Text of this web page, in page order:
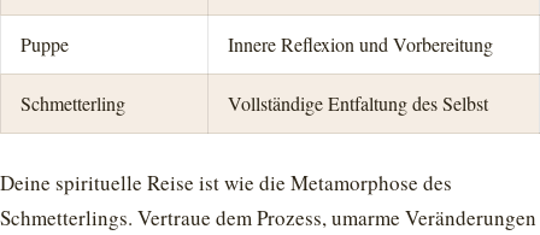
Puppe Innere Reflexion und Vorbereitung
Schmetterling Vollständige Entfaltung des Selbst
Deine spirituelle Reise ist wie die Metamorphose des
Schmetterlings. Vertraue dem Prozess, umarme Veränderungen